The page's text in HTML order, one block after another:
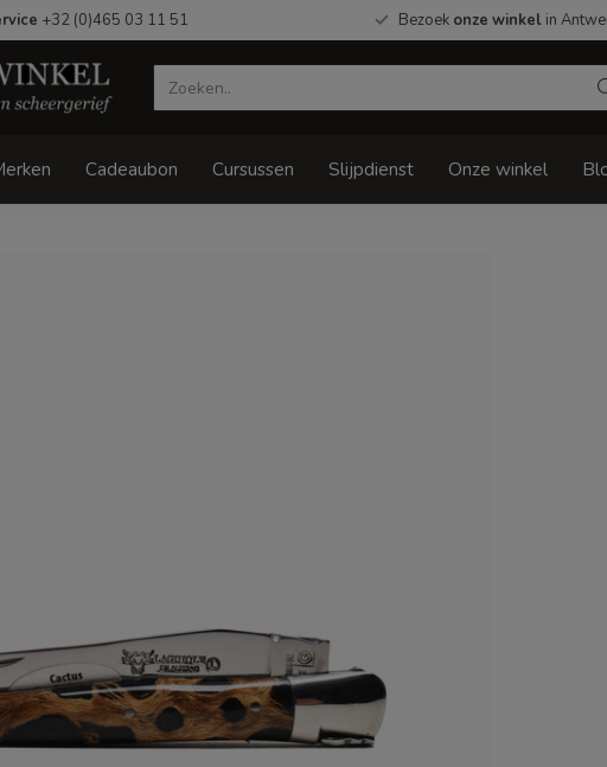
+32 (0)465 03 11 51 Bezoek onze winkel in
Cadeaubon Cursussen Slijpdienst Onze winkel